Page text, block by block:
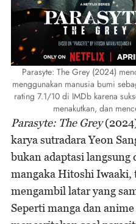
Parasyte: The Grey (2024)
menggunakan manusia bumi
rating 7.1/10 di IMDb karena
menakutkan, dan
Parasyte: The Grey
karya sutradara Yeon
bukan adaptasi langsung
mangaka Hitoshi Iwaaki,
mengambil latar yang
Seperti manga dan